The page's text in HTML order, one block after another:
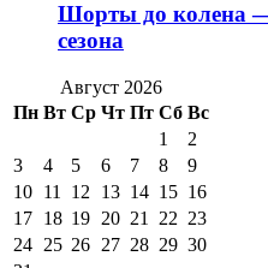
Шорты до колена
сезона
Август 2026
Пн Вт Ср Чт Пт Сб Вс
1
2
3
4 5 6 7 8
9
10 11 12 13 14 15 16
17 18 19 20 21 22 23
24 25 26 27 28 29 30